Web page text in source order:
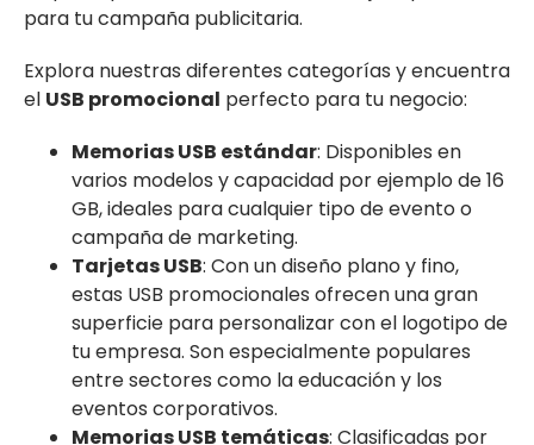
para tu campaña publicitaria.
Explora nuestras diferentes categorías y encuentra
el USB promocional perfecto para tu negocio:
Memorias USB estándar: Disponibles en
varios modelos y capacidad por ejemplo de 16
GB, ideales para cualquier tipo de evento o
campaña de marketing.
Tarjetas USB: Con un diseño plano y fino,
estas USB promocionales ofrecen una gran
superficie para personalizar con el logotipo de
tu empresa. Son especialmente populares
entre sectores como la educación y los
eventos corporativos.
Memorias USB temáticas: Clasificadas por